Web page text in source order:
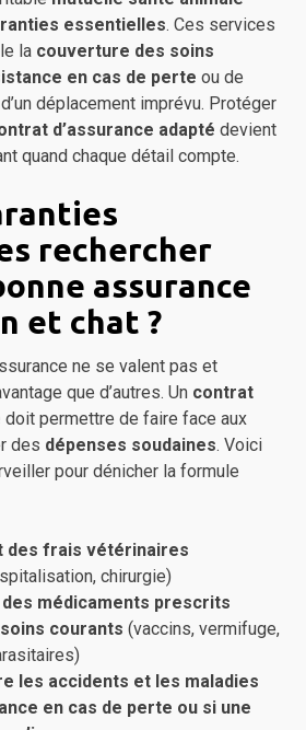
essentielles. Ces services
la couverture des soins
en cas de perte ou de
déplacement imprévu. Protéger
d’assurance adapté devient
quand chaque détail compte.
rechercher
assurance
et chat ?
ne se valent pas et
que d’autres. Un contrat
doit permettre de faire face aux
des dépenses soudaines. Voici
pour dénicher la formule
des frais vétérinaires
chirurgie)
médicaments prescrits
courants (vaccins, vermifuge,
les accidents et les maladies
en cas de perte ou si une